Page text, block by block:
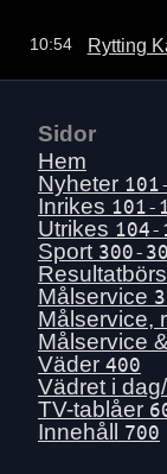
10:54 Rytting
Sidor
Hem
Nyheter
Inrikes 101-
Utrikes 104-
Sport 300-
Målservice
Målservice,
Målservice
Väder 400
Vädret i
TV-tablåer
Innehåll 700